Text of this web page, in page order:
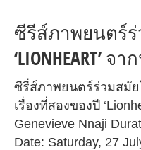
ซีรีส์ภาพยนตร์ร่
‘LIONHEART’
ซีรี่ส์ภาพยนตร์ร่วมสมั
เรื่องที่สองของปี
Genevieve Nnaji
Date: Saturday, 27